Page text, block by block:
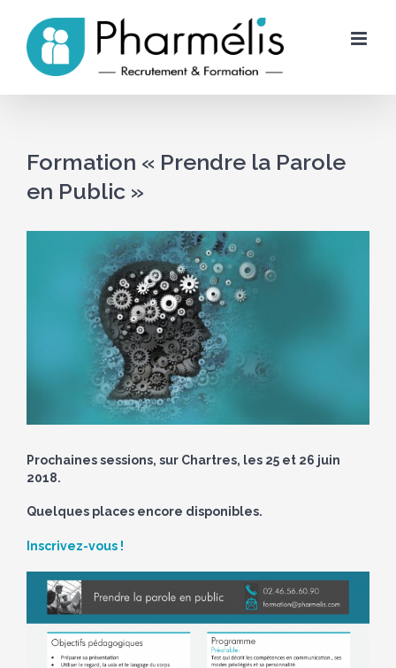
content
Formation « Prendre la Parole
en Public »
Prochaines sessions, sur Chartres, les 25 et 26 juin
2018.
Quelques places encore disponibles.
Inscrivez-vous !